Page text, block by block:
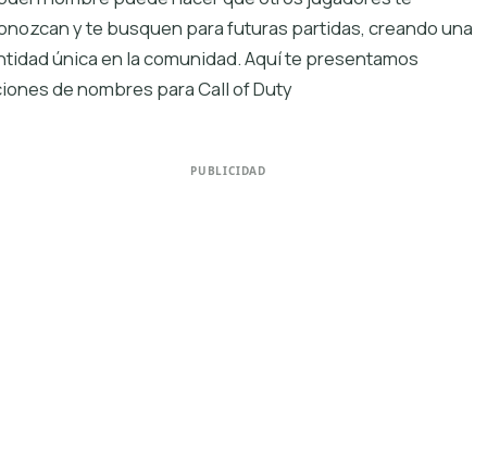
y te busquen para futuras partidas, creando una
única en la comunidad. Aquí te presentamos
de nombres para Call of Duty
PUBLICIDAD